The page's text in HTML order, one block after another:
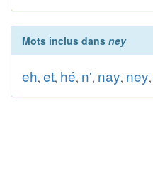
Mots inclus dans ney
eh, et, hé, n', nay, ney,